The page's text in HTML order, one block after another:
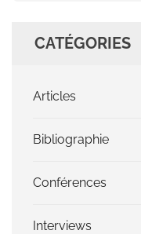
CATÉGORIES
Articles
Bibliographie
Conférences
Interviews